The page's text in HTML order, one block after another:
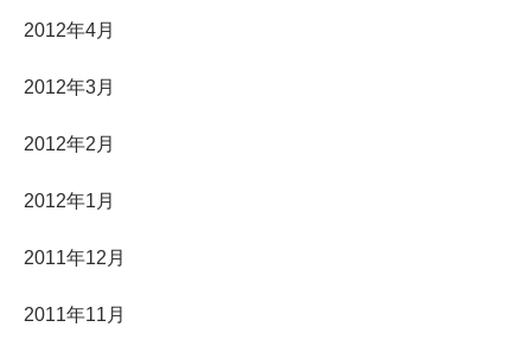
2012年4月
2012年3月
2012年2月
2012年1月
2011年12月
2011年11月